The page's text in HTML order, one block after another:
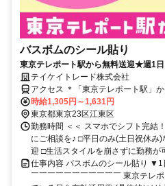
バスボムのシール貼り
東京テレポート駅から無料送迎★週1
め◎＜WEB登録会実施中＞
テイケイトレード株式会社
アクセス ＊「東京テレポート駅」
中！＞
時給1,305円～1,631円
東京都東京23区江東区
勤務時間 ＜＜ スマホでシフト完結
にご相談を♪ □平日のみ(土日祝休み
迎 □生活スタイルを崩さずに勤務が
仕事内容 バスボムのシール貼り ▼1
￣￣￣￣￣￣￣￣￣￣￣ 東京テレ